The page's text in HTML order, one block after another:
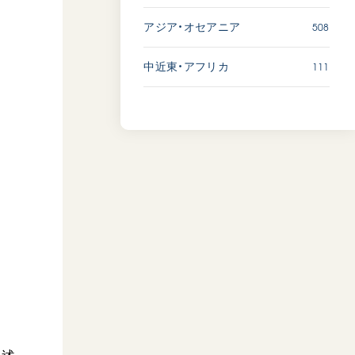
アジア・オセアニア 508
中近東・アフリカ 111